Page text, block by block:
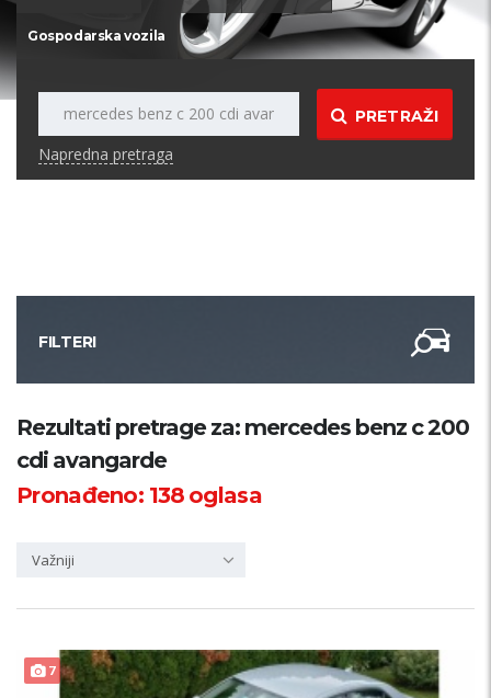
Gospodarska vozila
PRETRAŽI
Napredna pretraga
FILTERI
Kategorija
Županija
Rezultati pretrage za: mercedes benz c 200
cdi avangarde
Pronađeno: 138oglasa
Važniji
7